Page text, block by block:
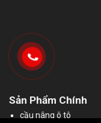
Sản Phẩm Chính
cầu nâng ô tô